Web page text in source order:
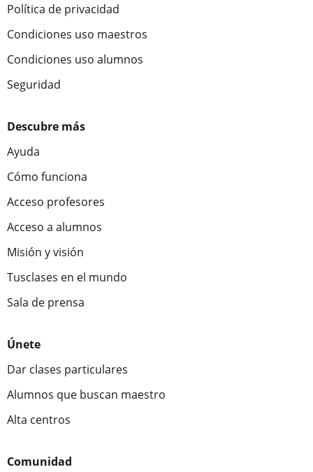
Política de privacidad
Condiciones uso maestros
Condiciones uso alumnos
Seguridad
Descubre más
Ayuda
Cómo funciona
Acceso profesores
Acceso a alumnos
Misión y visión
Tusclases en el mundo
Sala de prensa
Únete
Dar clases particulares
Alumnos que buscan maestro
Alta centros
Comunidad